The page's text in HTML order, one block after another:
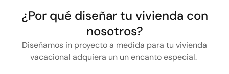
¿Por qué diseñar tu vivienda con
nosotros?
Diseñamos in proyecto a medida para tu vivienda
vacacional adquiera un un encanto especial.